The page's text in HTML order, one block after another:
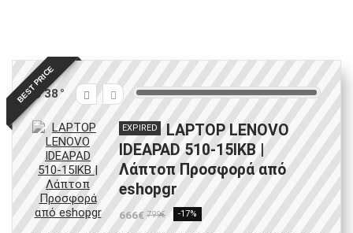
BEST PRICE
38
EXPIRED
LAPTOP LENOVO
IDEAPAD 510-15IKB |
Λάπτοπ Προσφορά από
eshopgr
666€ 799€ -17%